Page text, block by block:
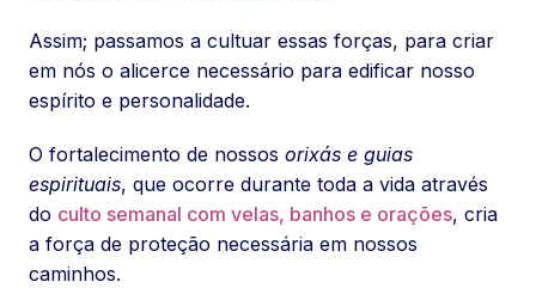
Assim; passamos a cultuar essas forças, para criar
em nós o alicerce necessário para edificar nosso
espírito e personalidade.
O fortalecimento de nossos orixás e guias
espirituais, que ocorre durante toda a vida através
do culto semanal com velas, banhos e orações, cria
a força de proteção necessária em nossos
caminhos.